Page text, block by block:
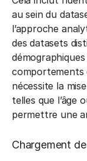
au sein du
l’approche
des datasets
comportements
nécessite la
telles que l’âge
permettre une
Chargement